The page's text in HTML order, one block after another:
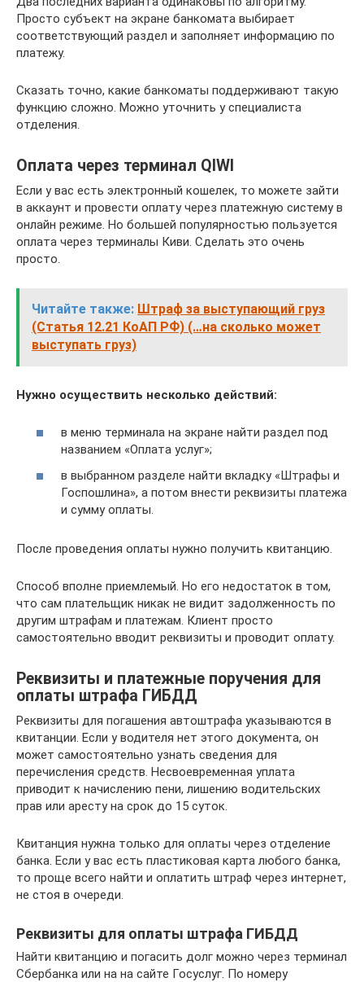
Просто субъект на экране банкомата выбирает
соответствующий раздел и заполняет информацию по
платежу.
Сказать точно, какие банкоматы поддерживают такую
функцию сложно. Можно уточнить у специалиста
отделения.
Оплата через терминал QIWI
Если у вас есть электронный кошелек, то можете зайти
в аккаунт и провести оплату через платежную систему в
онлайн режиме. Но большей популярностью пользуется
оплата через терминалы Киви. Сделать это очень
просто.
Читайте также: Штраф за выступающий груз
(Статья 12.21 КоАП РФ) (…на сколько может
выступать груз)
Нужно осуществить несколько действий:
в меню терминала на экране найти раздел под
названием «Оплата услуг»;
в выбранном разделе найти вкладку «Штрафы и
Госпошлина», а потом внести реквизиты платежа
и сумму оплаты.
После проведения оплаты нужно получить квитанцию.
Способ вполне приемлемый. Но его недостаток в том,
что сам плательщик никак не видит задолженность по
другим штрафам и платежам. Клиент просто
самостоятельно вводит реквизиты и проводит оплату.
Реквизиты и платежные поручения для
оплаты штрафа ГИБДД
Реквизиты для погашения автоштрафа указываются в
квитанции. Если у водителя нет этого документа, он
может самостоятельно узнать сведения для
перечисления средств. Несвоевременная уплата
приводит к начислению пени, лишению водительских
прав или аресту на срок до 15 суток.
Квитанция нужна только для оплаты через отделение
банка. Если у вас есть пластиковая карта любого банка,
то проще всего найти и оплатить штраф через интернет,
не стоя в очереди.
Реквизиты для оплаты штрафа ГИБДД
Найти квитанцию и погасить долг можно через терминал
Сбербанка или на на сайте Госуслуг. По номеру